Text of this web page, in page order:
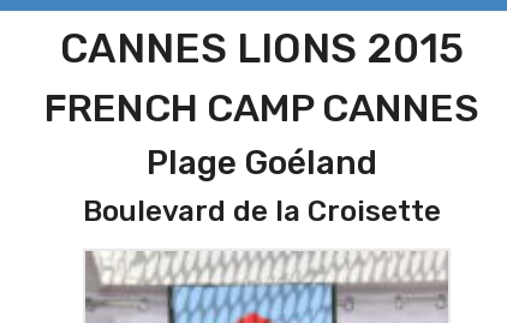
CANNES LIONS 2015
FRENCH CAMP CANNES
Plage Goéland
Boulevard de la Croisette